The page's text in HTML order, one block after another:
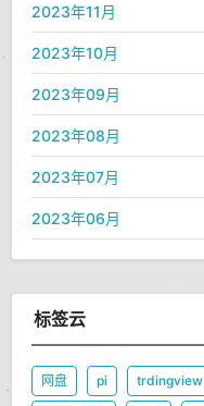
2023年11月
2023年10月
2023年09月
2023年08月
2023年07月
2023年06月
标签云
网盘 pi trdingview